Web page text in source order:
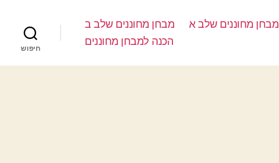
מבחן מחוננים שלב א
מבחן מחוננים שלב ב
הכנה למבחן מחוננים
חיפוש